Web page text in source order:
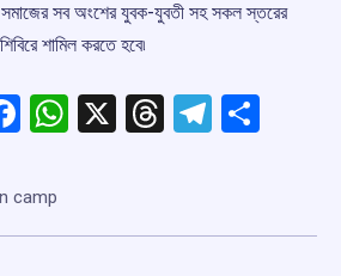
সমাজের সব অংশের যুবক-যুবতী সহ সকল স্তরের
শামিল করতে হবে৷
Facebook
WhatsApp
X Threads
camp